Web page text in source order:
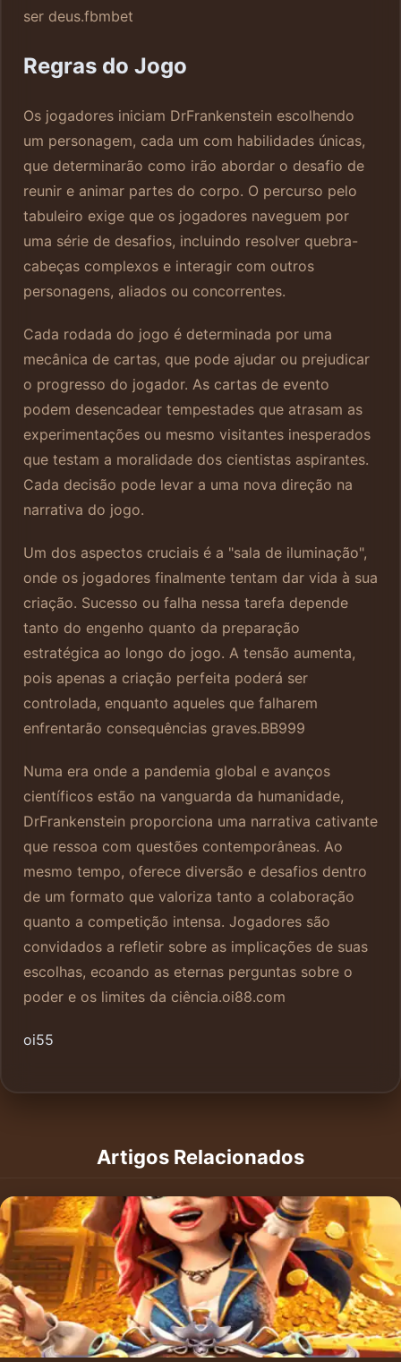
ser deus.fbmbet
Regras do Jogo
Os jogadores iniciam DrFrankenstein escolhendo
um personagem, cada um com habilidades únicas,
que determinarão como irão abordar o desafio de
reunir e animar partes do corpo. O percurso pelo
tabuleiro exige que os jogadores naveguem por
uma série de desafios, incluindo resolver quebra-
cabeças complexos e interagir com outros
personagens, aliados ou concorrentes.
Cada rodada do jogo é determinada por uma
mecânica de cartas, que pode ajudar ou prejudicar
o progresso do jogador. As cartas de evento
podem desencadear tempestades que atrasam as
experimentações ou mesmo visitantes inesperados
que testam a moralidade dos cientistas aspirantes.
Cada decisão pode levar a uma nova direção na
narrativa do jogo.
Um dos aspectos cruciais é a "sala de iluminação",
onde os jogadores finalmente tentam dar vida à sua
criação. Sucesso ou falha nessa tarefa depende
tanto do engenho quanto da preparação
estratégica ao longo do jogo. A tensão aumenta,
pois apenas a criação perfeita poderá ser
controlada, enquanto aqueles que falharem
enfrentarão consequências graves.BB999
Numa era onde a pandemia global e avanços
científicos estão na vanguarda da humanidade,
DrFrankenstein proporciona uma narrativa cativante
que ressoa com questões contemporâneas. Ao
mesmo tempo, oferece diversão e desafios dentro
de um formato que valoriza tanto a colaboração
quanto a competição intensa. Jogadores são
convidados a refletir sobre as implicações de suas
escolhas, ecoando as eternas perguntas sobre o
poder e os limites da ciência.oi88.com
oi55
Artigos Relacionados